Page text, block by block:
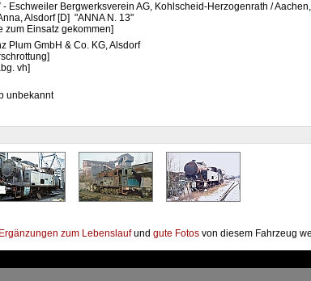
- Eschweiler Bergwerksverein AG, Kohlscheid-Herzogenrath / Aachen,
Alsdorf [D] "ANNA N. 13"
zum Einsatz gekommen]
Plum GmbH & Co. KG, Alsdorf
vh]
unbekannt
Ergänzungen zum Lebenslaufund gute Fotos von diesem Fahrzeug